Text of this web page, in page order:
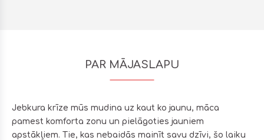
PAR MĀJASLAPU
Jebkura krīze mūs mudina uz kaut ko jaunu, māca
pamest komforta zonu un pielāgoties jauniem
apstākļiem. Tie, kas nebaidās mainīt savu dzīvi, šo laiku